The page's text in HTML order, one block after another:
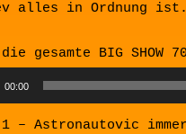
alles in Ordnung ist.
gesamte BIG SHOW
00:00
– Astronautovic